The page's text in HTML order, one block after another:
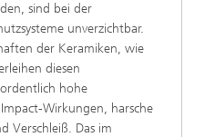
sind bei der
unverzichtbar.
der Keramiken, wie
diesen
hohe
Wirkungen, harsche
Verschleiß. Das im